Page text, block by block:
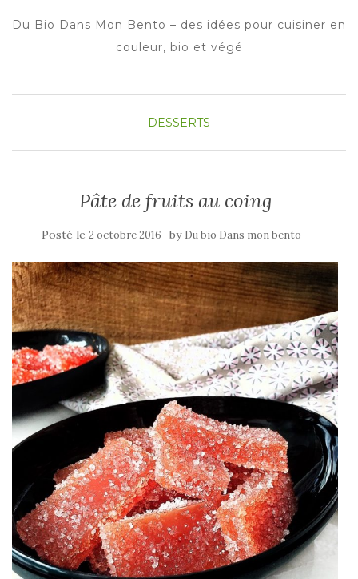
Du Bio Dans Mon Bento – des idées pour cuisiner en
couleur, bio et végé
DESSERTS
Pâte de fruits au coing
Posté le 2 octobre 2016 by Du bio Dans mon bento